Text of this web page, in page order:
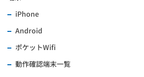
iPhone
Android
ポケットWifi
動作確認端末一覧